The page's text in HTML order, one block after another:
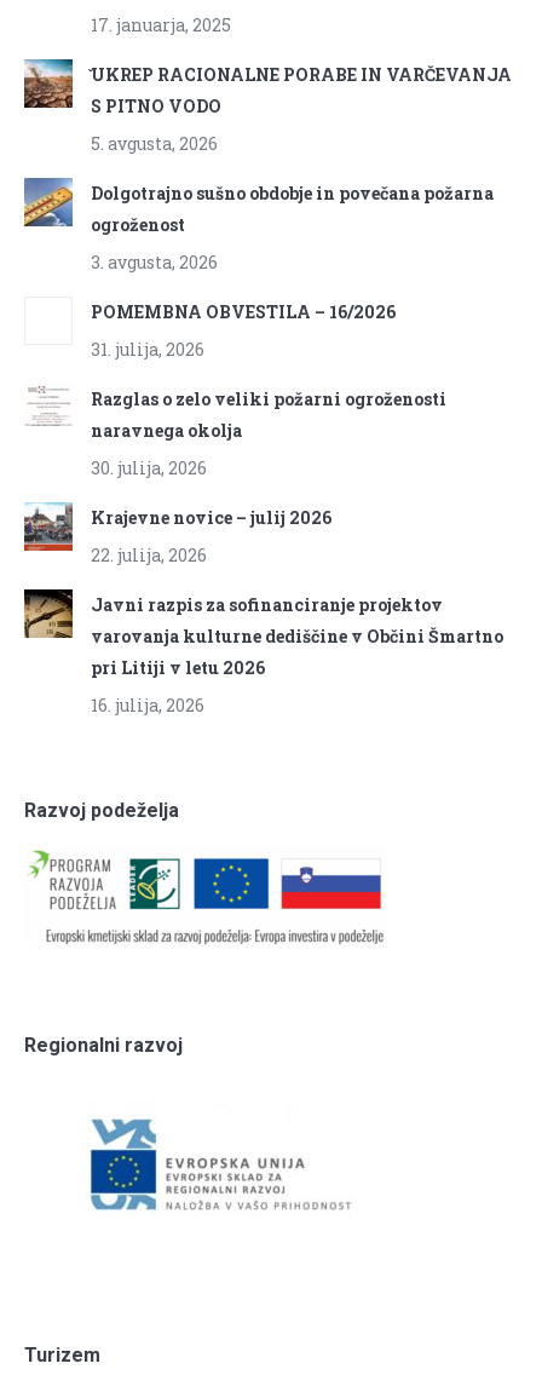
17. januarja, 2025
̌UKREP RACIONALNE PORABE IN VARČEVANJA
S PITNO VODO
5. avgusta, 2026
Dolgotrajno sušno obdobje in povečana požarna
ogroženost
3. avgusta, 2026
POMEMBNA OBVESTILA – 16/2026
31. julija, 2026
Razglas o zelo veliki požarni ogroženosti
naravnega okolja
30. julija, 2026
Krajevne novice – julij 2026
22. julija, 2026
Javni razpis za sofinanciranje projektov
varovanja kulturne dediščine v Občini Šmartno
pri Litiji v letu 2026
16. julija, 2026
Razvoj podeželja
Regionalni razvoj
Turizem